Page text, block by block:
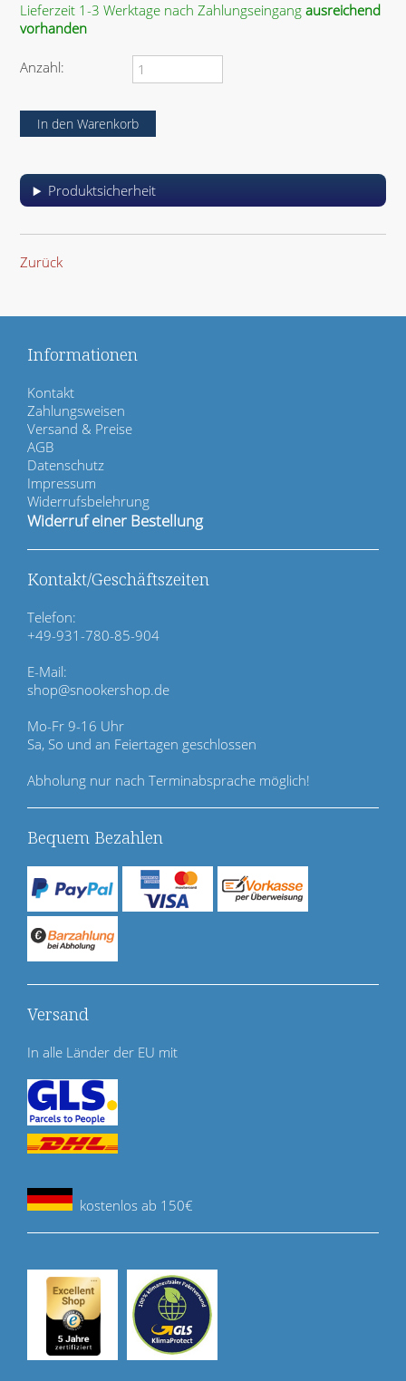
Lieferzeit 1-3 Werktage nach Zahlungseingang ausreichend
vorhanden
Anzahl:
Produktsicherheit
Zurück
Informationen
N
a
v
i
g
a
t
i
n
ü
b
e
r
p
r
i
n
g
e
n
Kontakt
Zahlungsweisen
Versand & Preise
AGB
Datenschutz
Impressum
Widerrufsbelehrung
Widerruf einer Bestellung
Kontakt/Geschäftszeiten
Telefon:
+49-931-780-85-904
E-Mail:
shop@snookershop.de
Mo-Fr 9-16 Uhr
Sa, So und an Feiertagen geschlossen
Abholung nur nach Terminabsprache möglich!
Bequem Bezahlen
Versand
In alle Länder der EU mit
kostenlos ab 150€